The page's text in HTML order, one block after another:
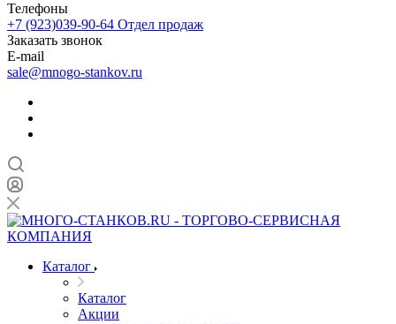
Телефоны
+7 (923)039-90-64 Отдел продаж
Заказать звонок
E-mail
sale@mnogo-stankov.ru
Каталог
Каталог
Акции